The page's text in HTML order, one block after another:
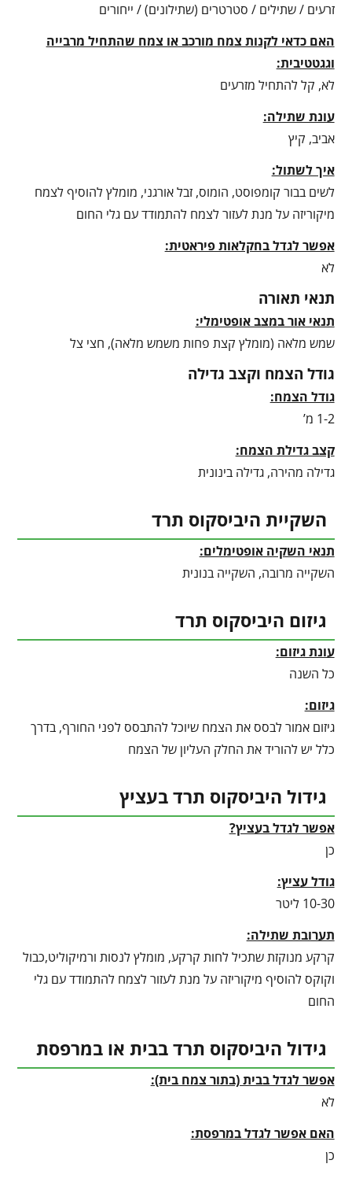
זרעים / שתילים / סטרטרים (שתילונים) / ייחורים
האם כדאי לקנות צמח מורכב או צמח שהתחיל מרבייה
וגגטטיבית:
לא, קל להתחיל מזרעים
עונת שתילה:
אביב, קיץ
איך לשתול:
לשים בבור קומפוסט, הומוס, זבל אורגני, מומלץ להוסיף לצמח
מיקוריזה על מנת לעזור לצמח להתמודד עם גלי החום
אפשר לגדל בחקלאות פיראטית:
לא
תנאי תאורה
תנאי אור במצב אופטימלי:
שמש מלאה (מומלץ קצת פחות משמש מלאה), חצי צל
גודל הצמח וקצב גדילה
גודל הצמח:
1-2 מ’
קצב גדילת הצמח:
גדילה מהירה, גדילה בינונית
השקיית היביסקוס תרד
תנאי השקיה אופטימלים:
השקייה מרובה, השקייה בנונית
גיזום היביסקוס תרד
עונת גיזום:
כל השנה
גיזום:
גיזום אמור לבסס את הצמח שיוכל להתבסס לפני החורף, בדרך
כלל יש להוריד את החלק העליון של הצמח
גידול היביסקוס תרד בעציץ
אפשר לגדל בעציץ?
כן
גודל עציץ:
10-30 ליטר
תערובת שתילה:
קרקע מנוקזת שתכיל לחות קרקע, מומלץ לנסות ורמיקוליט,כבול
וקוקס להוסיף מיקוריזה על מנת לעזור לצמח להתמודד עם גלי
החום
גידול היביסקוס תרד בבית או במרפסת
אפשר לגדל בבית (בתור צמח בית):
לא
האם אפשר לגדל במרפסת:
כן